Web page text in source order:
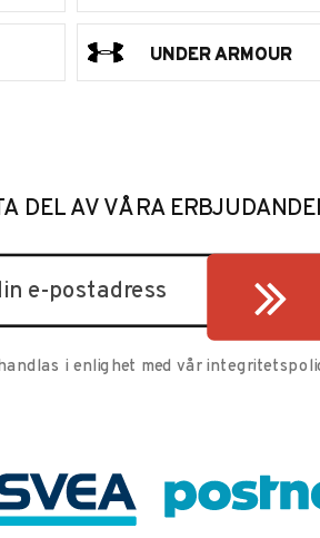
UNDER ARMOUR
DEL AV VÅRA
i enlighet med vår